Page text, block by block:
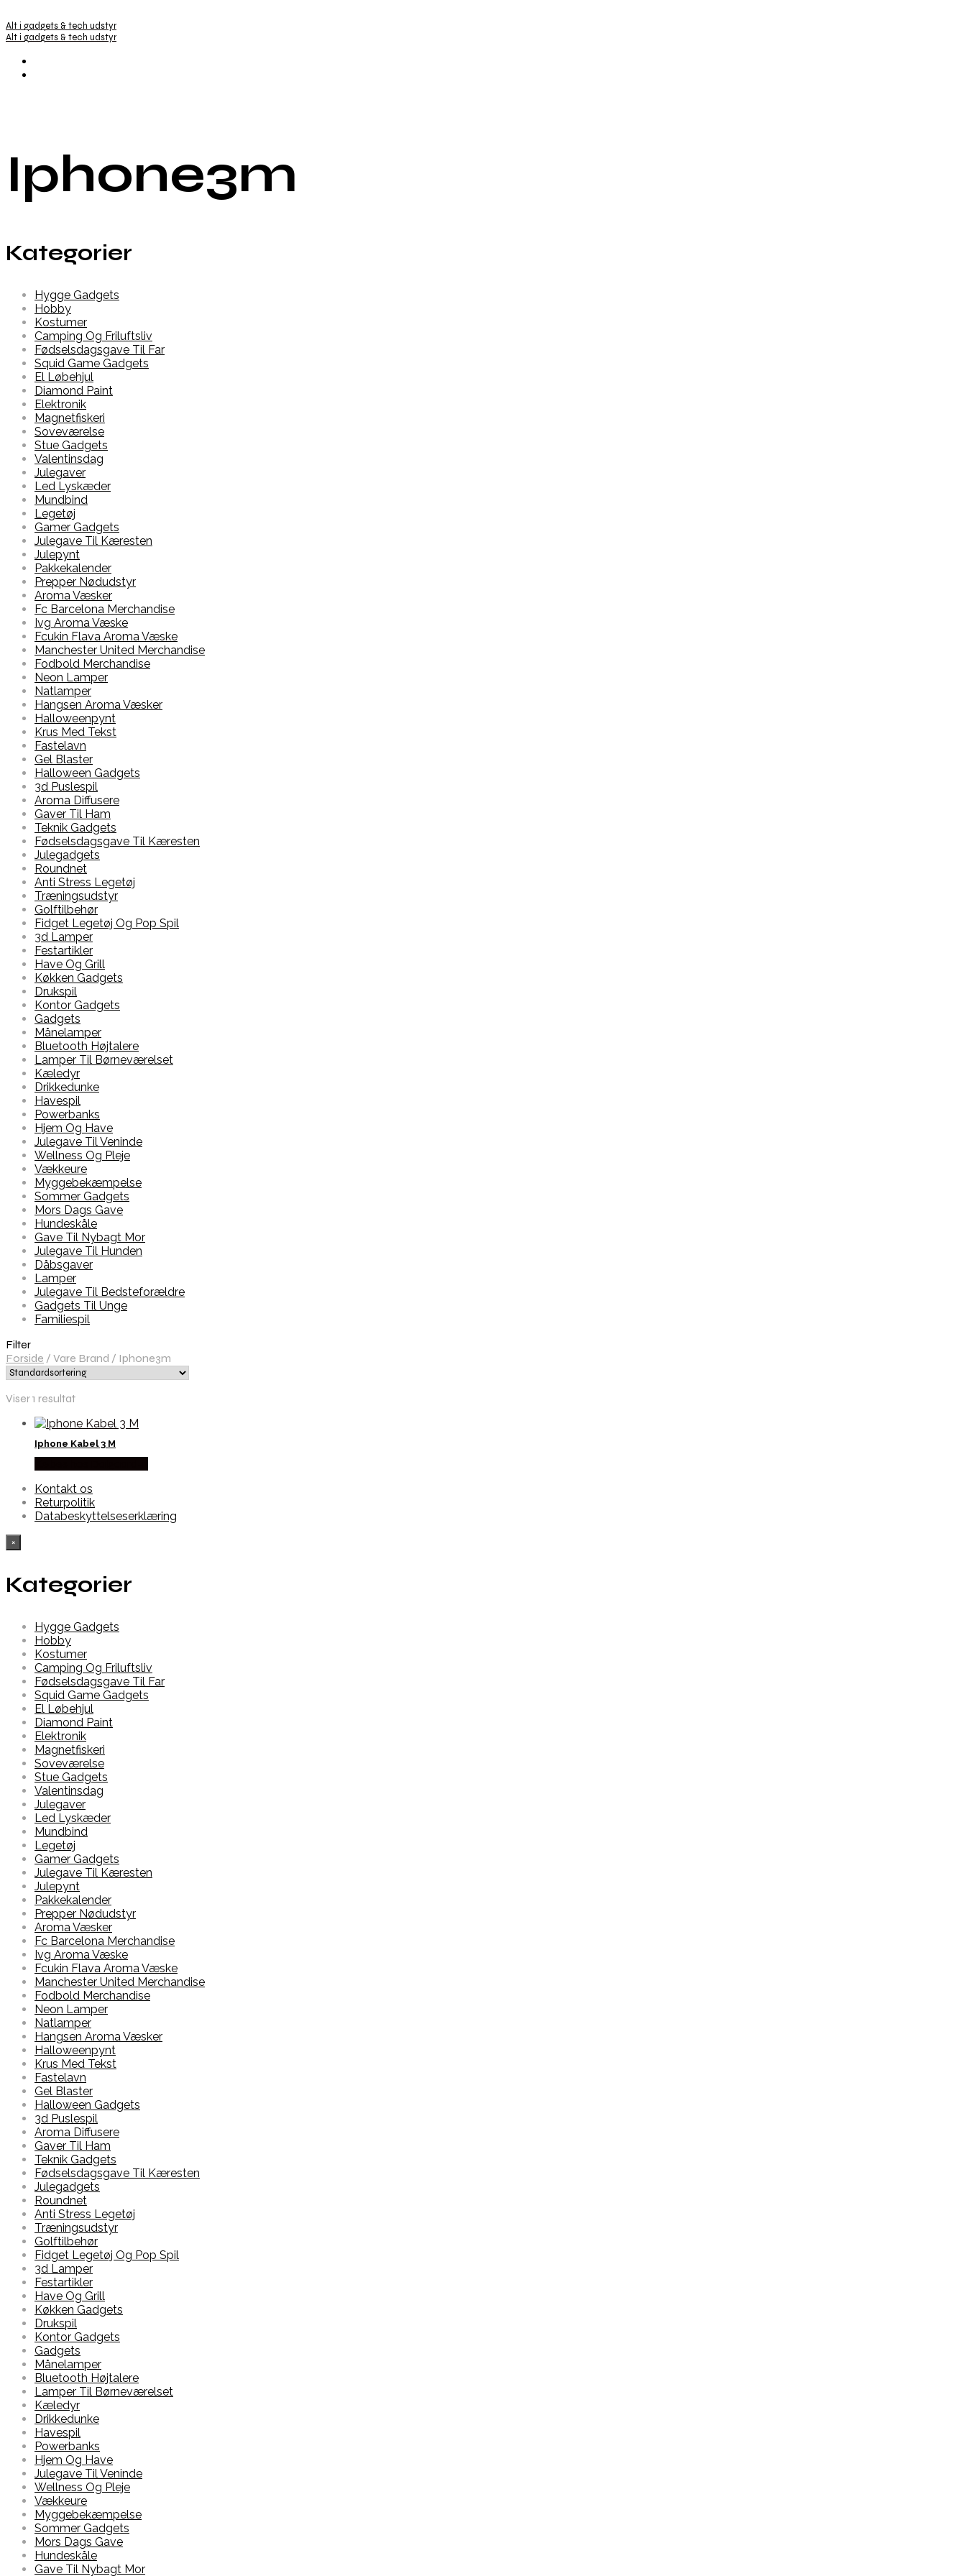
Alt i gadgets & tech udstyr
Alt i gadgets & tech udstyr
Iphone3m
Kategorier
Hygge Gadgets
Hobby
Kostumer
Camping Og Friluftsliv
Fødselsdagsgave Til Far
Squid Game Gadgets
El Løbehjul
Diamond Paint
Elektronik
Magnetfiskeri
Soveværelse
Stue Gadgets
Valentinsdag
Julegaver
Led Lyskæder
Mundbind
Legetøj
Gamer Gadgets
Julegave Til Kæresten
Julepynt
Pakkekalender
Prepper Nødudstyr
Aroma Væsker
Fc Barcelona Merchandise
Ivg Aroma Væske
Fcukin Flava Aroma Væske
Manchester United Merchandise
Fodbold Merchandise
Neon Lamper
Natlamper
Hangsen Aroma Væsker
Halloweenpynt
Krus Med Tekst
Fastelavn
Gel Blaster
Halloween Gadgets
3d Puslespil
Aroma Diffusere
Gaver Til Ham
Teknik Gadgets
Fødselsdagsgave Til Kæresten
Julegadgets
Roundnet
Anti Stress Legetøj
Træningsudstyr
Golftilbehør
Fidget Legetøj Og Pop Spil
3d Lamper
Festartikler
Have Og Grill
Køkken Gadgets
Drukspil
Kontor Gadgets
Gadgets
Månelamper
Bluetooth Højtalere
Lamper Til Børneværelset
Kæledyr
Drikkedunke
Havespil
Powerbanks
Hjem Og Have
Julegave Til Veninde
Wellness Og Pleje
Vækkeure
Myggebekæmpelse
Sommer Gadgets
Mors Dags Gave
Hundeskåle
Gave Til Nybagt Mor
Julegave Til Hunden
Dåbsgaver
Lamper
Julegave Til Bedsteforældre
Gadgets Til Unge
Familiespil
Filter
Forside / Vare Brand / Iphone3m
Viser 1 resultat
Iphone Kabel 3 M
Kontakt os
Returpolitik
Databeskyttelseserklæring
×
Kategorier
Hygge Gadgets
Hobby
Kostumer
Camping Og Friluftsliv
Fødselsdagsgave Til Far
Squid Game Gadgets
El Løbehjul
Diamond Paint
Elektronik
Magnetfiskeri
Soveværelse
Stue Gadgets
Valentinsdag
Julegaver
Led Lyskæder
Mundbind
Legetøj
Gamer Gadgets
Julegave Til Kæresten
Julepynt
Pakkekalender
Prepper Nødudstyr
Aroma Væsker
Fc Barcelona Merchandise
Ivg Aroma Væske
Fcukin Flava Aroma Væske
Manchester United Merchandise
Fodbold Merchandise
Neon Lamper
Natlamper
Hangsen Aroma Væsker
Halloweenpynt
Krus Med Tekst
Fastelavn
Gel Blaster
Halloween Gadgets
3d Puslespil
Aroma Diffusere
Gaver Til Ham
Teknik Gadgets
Fødselsdagsgave Til Kæresten
Julegadgets
Roundnet
Anti Stress Legetøj
Træningsudstyr
Golftilbehør
Fidget Legetøj Og Pop Spil
3d Lamper
Festartikler
Have Og Grill
Køkken Gadgets
Drukspil
Kontor Gadgets
Gadgets
Månelamper
Bluetooth Højtalere
Lamper Til Børneværelset
Kæledyr
Drikkedunke
Havespil
Powerbanks
Hjem Og Have
Julegave Til Veninde
Wellness Og Pleje
Vækkeure
Myggebekæmpelse
Sommer Gadgets
Mors Dags Gave
Hundeskåle
Gave Til Nybagt Mor